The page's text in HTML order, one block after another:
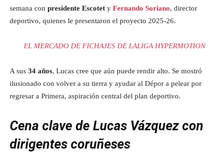
semana con presidente Escotet y Fernando Soriano, director
deportivo, quienes le presentaron el proyecto 2025‑26.
EL MERCADO DE FICHAJES DE LALIGA HYPERMOTION
A sus 34 años, Lucas cree que aún puede rendir alto. Se mostró
ilusionado con volver a su tierra y ayudar al Dépor a pelear por
regresar a Primera, aspiración central del plan deportivo.
Cena clave de Lucas Vázquez con
dirigentes coruñeses